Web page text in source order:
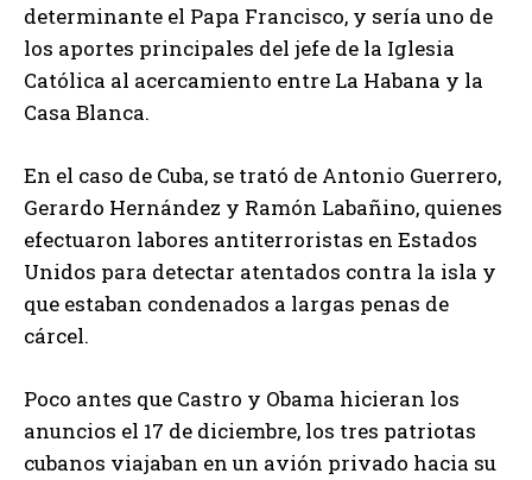
determinante el Papa Francisco, y sería uno de
los aportes principales del jefe de la Iglesia
Católica al acercamiento entre La Habana y la
Casa Blanca.
En el caso de Cuba, se trató de Antonio Guerrero,
Gerardo Hernández y Ramón Labañino, quienes
efectuaron labores antiterroristas en Estados
Unidos para detectar atentados contra la isla y
que estaban condenados a largas penas de
cárcel.
Poco antes que Castro y Obama hicieran los
anuncios el 17 de diciembre, los tres patriotas
cubanos viajaban en un avión privado hacia su